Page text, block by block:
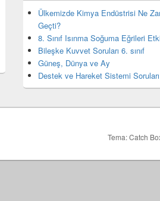
eklenti
bölgesi
Ülkemizde Kimya Endüstrisi Ne
Geçti?
8. Sınıf Isınma Soğuma Eğrileri
Bileşke Kuvvet Soruları 6. sınıf
Güneş, Dünya ve Ay
Destek ve Hareket Sistemi Soruları
Tema: Catch